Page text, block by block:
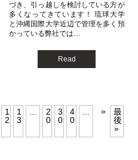
づき、引っ越しを検討している方が
多くなってきています！ 琉球大学
と沖縄国際大学近辺で管理を多く預
かっている弊社では…
Read
1
2
1
3
2
0
3
0
4
0
»
最
後
»